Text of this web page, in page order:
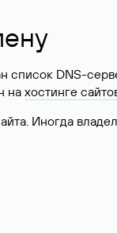
список DNS-
на хостинге
Иногда